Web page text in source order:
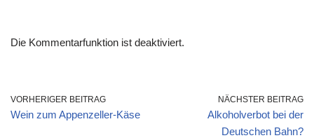
Die Kommentarfunktion ist deaktiviert.
VORHERIGER BEITRAG
Wein zum Appenzeller-Käse
NÄCHSTER BEITRAG
Alkoholverbot bei der
Deutschen Bahn?